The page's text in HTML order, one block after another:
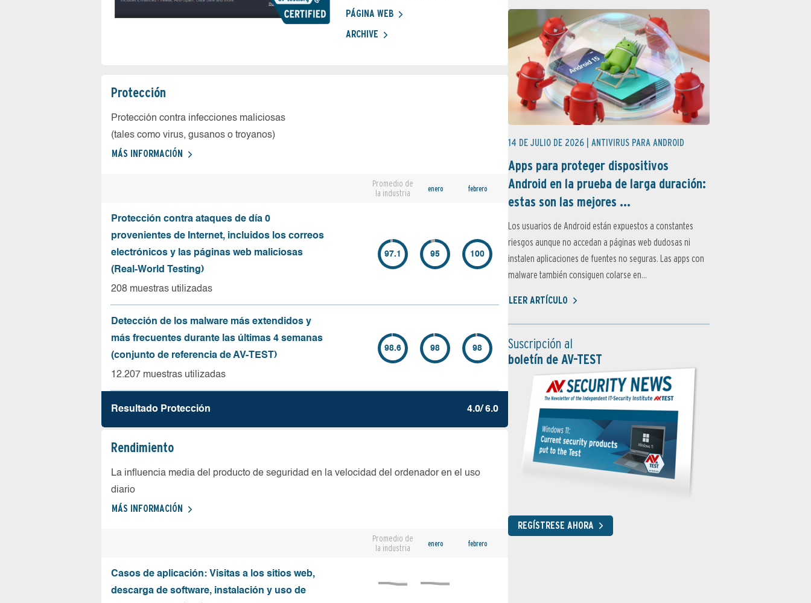
PÁGINA WEB
ARCHIVE
Protección
Protección contra infecciones maliciosas
(tales como virus, gusanos o troyanos)
MÁS INFORMACIÓN
Promedio de
la industria
enero febrero
Protección contra ataques de día 0
provenientes de Internet, incluidos los correos
electrónicos y las páginas web maliciosas
(Real-World Testing)
208 muestras utilizadas
97.1 95 100
Detección de los malware más extendidos y
más frecuentes durante las últimas 4 semanas
(conjunto de referencia de AV-TEST)
12.207 muestras utilizadas
98.6 98 98
Resultado Protección 4.0/ 6.0
Rendimiento
La influencia media del producto de seguridad en la velocidad del ordenador en el uso
diario
MÁS INFORMACIÓN
Promedio de
la industria
enero febrero
Casos de aplicación: Visitas a los sitios web,
descarga de software, instalación y uso de
14 DE JULIO DE 2026 | ANTIVIRUS PARA ANDROID
Apps para proteger dispositivos
Android en la prueba de larga duración:
estas son las mejores ...
Los usuarios de Android están expuestos a constantes
riesgos aunque no accedan a páginas web dudosas ni
instalen aplicaciones de fuentes no seguras. Las apps con
malware también consiguen colarse en...
LEER ARTÍCULO
Suscripción al
boletín de AV-TEST
REGÍSTRESE AHORA